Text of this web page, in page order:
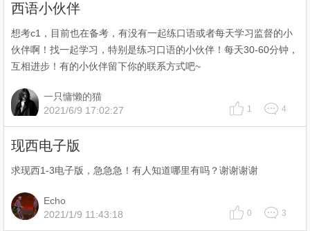
西语小伙伴
想考c1，目前也在备考，有没有一起练口语或者每天学习监督的小
伙伴啊！找一起学习，特别是练习口语的小伙伴！每天30-60分钟，
互相进步！有的小伙伴留下你的联系方式吧~
一只慵懒的猫
2021/6/9 17:02:27
1 4
现西电子版
求现西1-3电子版，急急急！有人知道哪里有吗？谢谢谢谢
Echo
2021/1/9 11:43:18
0 3